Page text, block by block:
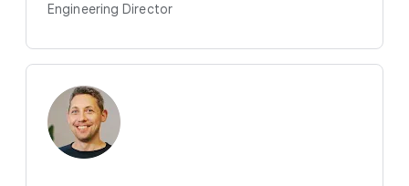
Engineering Director